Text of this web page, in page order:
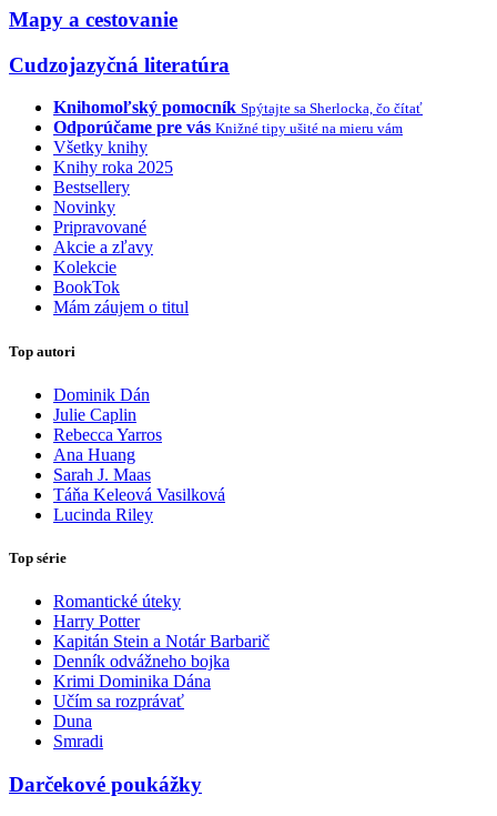
Mapy a cestovanie
Cudzojazyčná literatúra
Knihomoľský pomocník Spýtajte sa Sherlocka, čo čítať
Odporúčame pre vás Knižné tipy ušité na mieru vám
Všetky knihy
Knihy roka 2025
Bestsellery
Novinky
Pripravované
Akcie a zľavy
Kolekcie
BookTok
Mám záujem o titul
Top autori
Dominik Dán
Julie Caplin
Rebecca Yarros
Ana Huang
Sarah J. Maas
Táňa Keleová Vasilková
Lucinda Riley
Top série
Romantické úteky
Harry Potter
Kapitán Stein a Notár Barbarič
Denník odvážneho bojka
Krimi Dominika Dána
Učím sa rozprávať
Duna
Smradi
Darčekové poukážky